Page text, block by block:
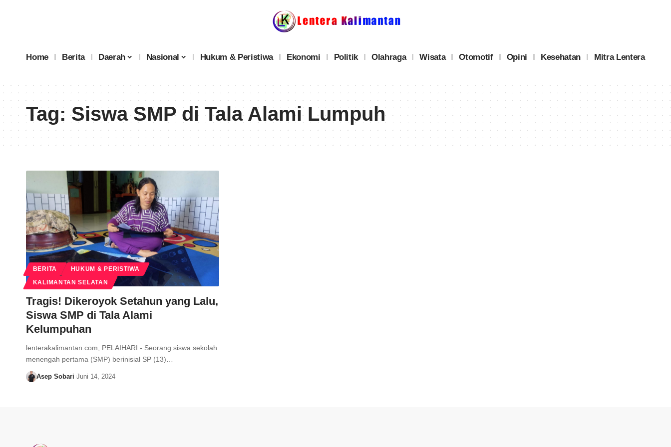
Home Berita Daerah Nasional Hukum & Peristiwa Ekonomi Politik Olahraga Wisata Otomotif Opini Kesehatan Mitra Lentera
Tag:Siswa SMP di Tala Alami Lumpuh
BERITA HUKUM & PERISTIWA
KALIMANTAN SELATAN
Tragis! Dikeroyok Setahun yang Lalu,
Siswa SMP di Tala Alami
Kelumpuhan
lenterakalimantan.com, PELAIHARI - Seorang siswa sekolah
menengah pertama (SMP) berinisial SP (13)…
Asep Sobari Juni 14, 2024